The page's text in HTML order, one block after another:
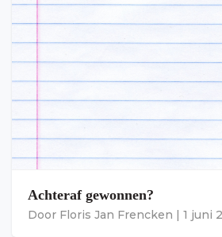
Achteraf gewonnen?
Door Floris Jan Frencken 1 juni